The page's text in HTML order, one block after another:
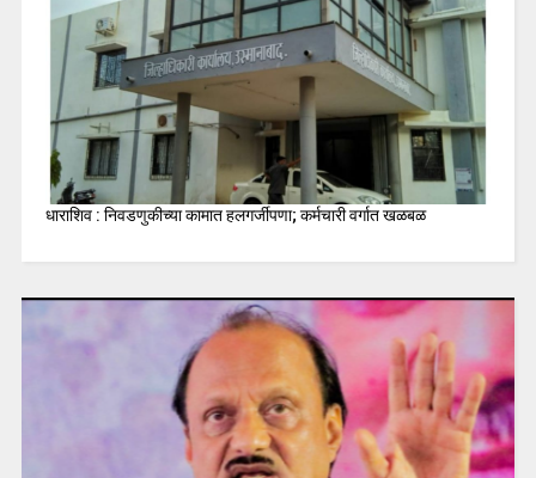
धाराशिव : निवडणुकीच्या कामात हलगर्जीपणा; कर्मचारी वर्गात खळबळ